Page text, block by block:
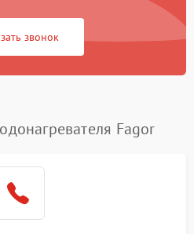
звонок
Fagor